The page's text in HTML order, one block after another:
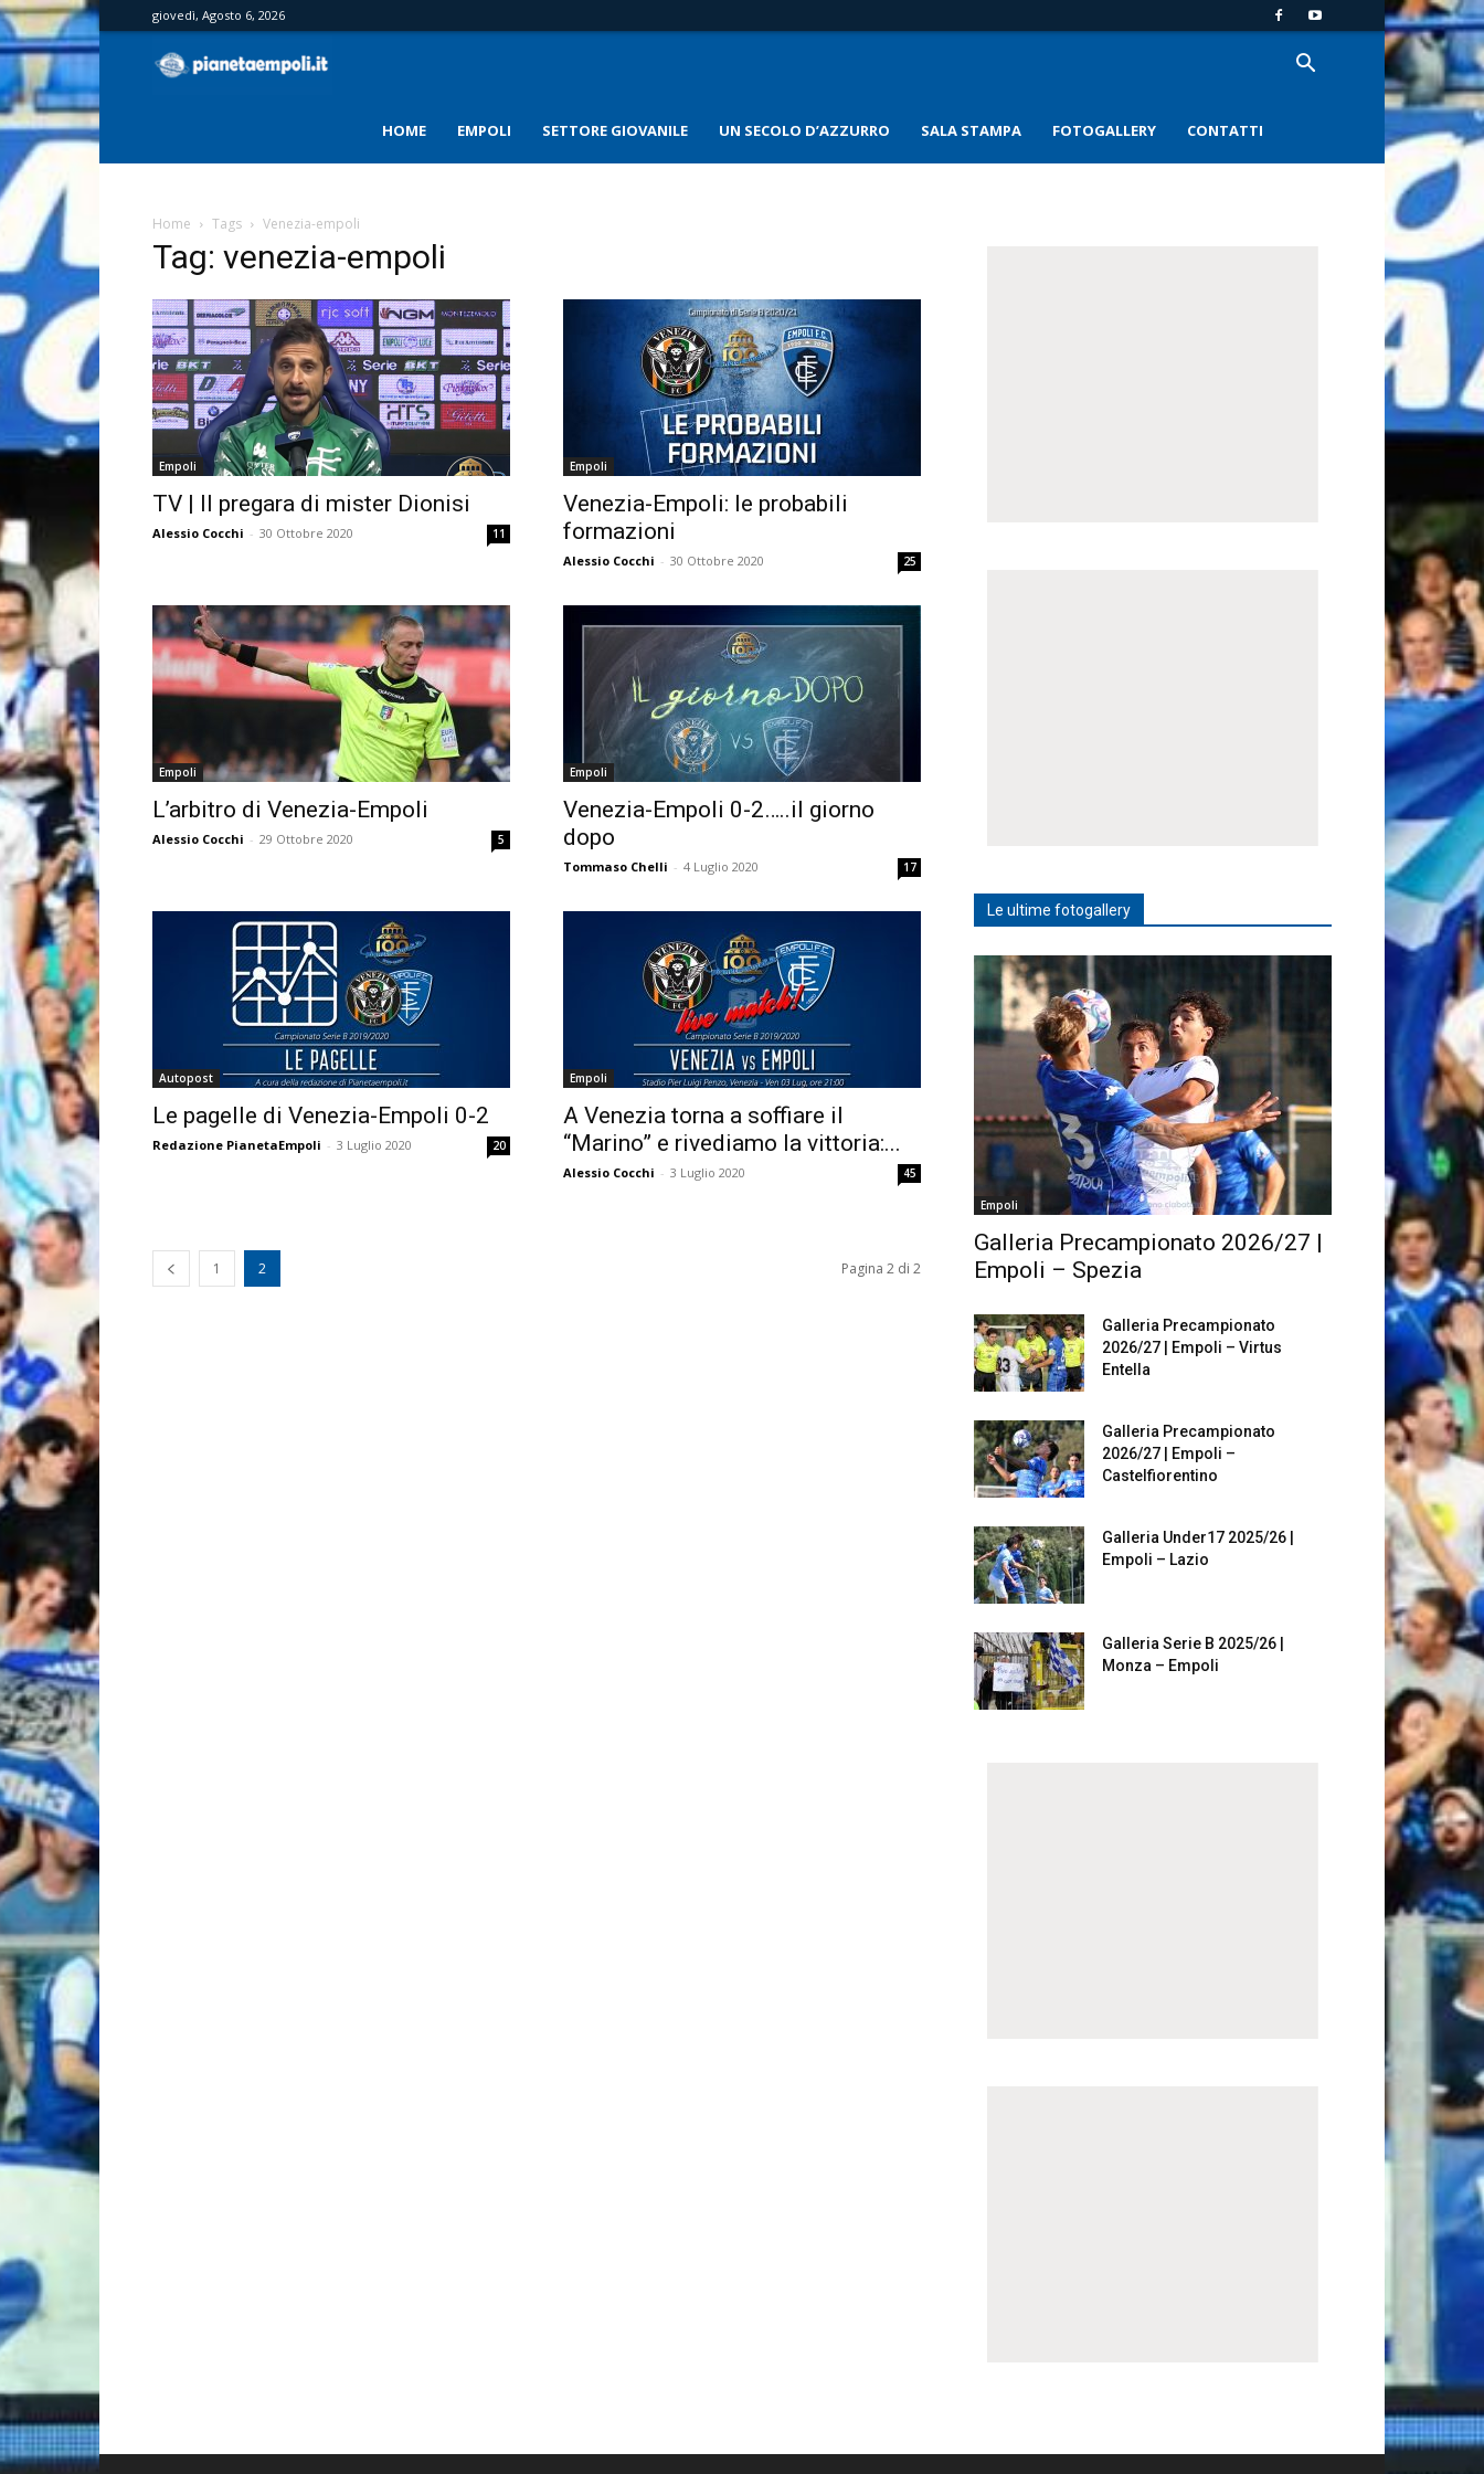
giovedì, Agosto 6, 2026
HOME EMPOLI SETTORE GIOVANILE UN SECOLO D’AZZURRO SALA STAMPA FOTOGALLERY CONTATTI
Home Tags Venezia-empoli
Tag: venezia-empoli
Empoli
TV | Il pregara di mister Dionisi
Alessio Cocchi - 30 Ottobre 2020 11
Empoli
Venezia-Empoli: le probabili
formazioni
Alessio Cocchi - 30 Ottobre 2020 25
Empoli
L’arbitro di Venezia-Empoli
Alessio Cocchi - 29 Ottobre 2020 5
Empoli
Venezia-Empoli 0-2…..il giorno
dopo
Tommaso Chelli - 4 Luglio 2020 17
Autopost
Le pagelle di Venezia-Empoli 0-2
Redazione PianetaEmpoli - 3 Luglio 2020 20
Empoli
A Venezia torna a soffiare il
“Marino” e rivediamo la vittoria:...
Alessio Cocchi - 3 Luglio 2020 45
1 2 Pagina 2 di 2
Le ultime fotogallery
Empoli
Galleria Precampionato 2026/27 |
Empoli – Spezia
Galleria Precampionato
2026/27 | Empoli – Virtus
Entella
Galleria Precampionato
2026/27 | Empoli –
Castelfiorentino
Galleria Under17 2025/26 |
Empoli – Lazio
Galleria Serie B 2025/26 |
Monza – Empoli